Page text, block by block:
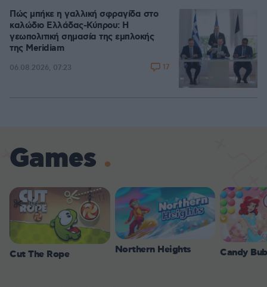
Πώς μπήκε η γαλλική σφραγίδα στο
καλώδιο Ελλάδας-Κύπρου: Η
γεωπολιτική σημασία της εμπλοκής
της Meridiam
06.08.2026, 07:23 17
Games
Cut The Rope Northern Heights Candy